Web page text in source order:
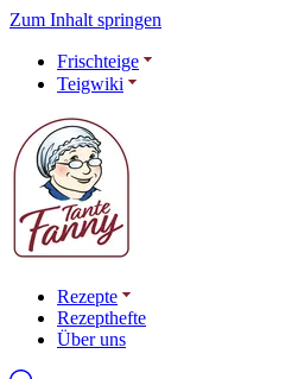
Zum Inhalt springen
Frischteige
Teigwiki
Rezepte
Rezepthefte
Über uns